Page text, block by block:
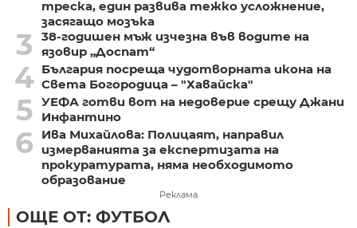
треска, един развива тежко усложнение,
засягащо мозъка
3
38-годишен мъж изчезна във водите на
язовир „Доспат“
4 България посреща чудотворната икона на
Света Богородица – "Хавайска"
5 УЕФА готви вот на недоверие срещу Джани
Инфантино
6
Ива Михайлова: Полицаят, направил
измерванията за експертизата на
прокуратурата, няма необходимото
образование
Реклама
ОЩЕ ОТ: ФУТБОЛ